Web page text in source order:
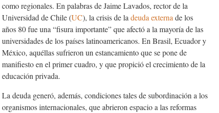
como regionales. En palabras de Jaime Lavados, rector de la
Universidad de Chile (UC), la crisis de ladeuda externade los
años 80 fue una “fisura importante” que afectó a la mayoría de las
universidades de los países latinoamericanos. En Brasil, Ecuador y
México, aquéllas sufrieron un estancamiento que se pone de
manifiesto en el primer cuadro, y que propició el crecimiento de la
educación privada.
La deuda generó, además, condiciones tales de subordinación a los
organismos internacionales, que abrieron espacio a las reformas